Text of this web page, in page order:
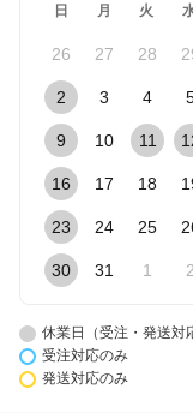
日 月 火
26 27 28
2 3 4
9 10 11
16 17 18
23 24 25
30 31 1 2
休業日（受注・発送対
受注対応のみ
発送対応のみ